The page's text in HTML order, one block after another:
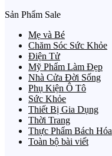
Sản Phẩm Sale
Mẹ và Bé
Chăm Sóc Sức Khỏe
Điện Tử
Mỹ Phẩm Làm Đẹp
Nhà Cửa Đời Sống
Phụ Kiện Ô Tô
Sức Khỏe
Thiết Bị Gia Dụng
Thời Trang
Thực Phẩm Bách Hóa
Toàn bộ bài viết